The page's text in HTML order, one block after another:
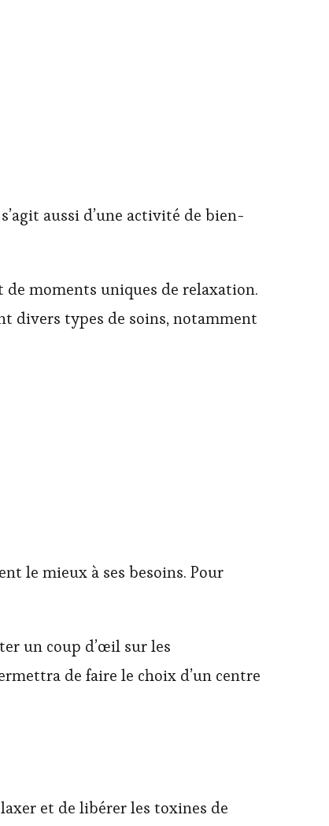
aussi d’une activité de bien-
moments uniques de relaxation.
divers types de soins, notamment
le mieux à ses besoins. Pour
un coup d’œil sur les
de faire le choix d’un centre
et de libérer les toxines de